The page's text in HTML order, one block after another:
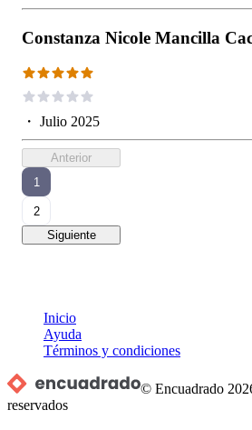
Constanza Nicole Mancilla
・ Julio 2025
Anterior
1
2
Siguiente
Inicio
Ayuda
Términos y condiciones
© Encuadrado
reservados